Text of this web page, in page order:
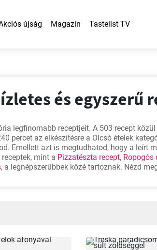
újság Magazin Tastelist TV
és egyszerű
legfinomabb receptjeit. A 503 recept közül
percet az elkészítésre a Olcsó ételek
Emellett azt is megtudhatod, hogy a leírt
mint a Pizzatészta recept, Ropogós
, a legnépszerűbbek közé tartoznak. Nézd